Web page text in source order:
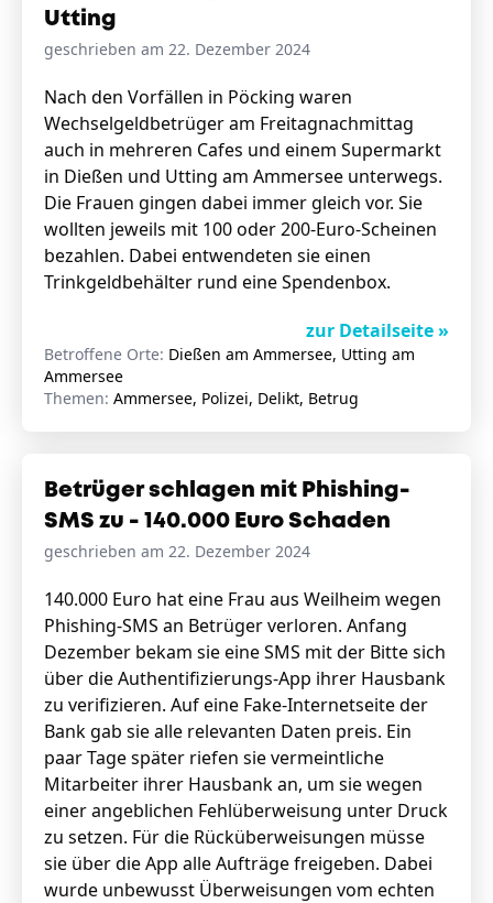
Utting
geschrieben am 22. Dezember 2024
Nach den Vorfällen in Pöcking waren
Wechselgeldbetrüger am Freitagnachmittag
auch in mehreren Cafes und einem Supermarkt
in Dießen und Utting am Ammersee unterwegs.
Die Frauen gingen dabei immer gleich vor. Sie
wollten jeweils mit 100 oder 200-Euro-Scheinen
bezahlen. Dabei entwendeten sie einen
Trinkgeldbehälter rund eine Spendenbox.
zur Detailseite »
Betroffene Orte: Dießen am Ammersee, Utting am
Ammersee
Themen: Ammersee, Polizei, Delikt, Betrug
Betrüger schlagen mit Phishing-
SMS zu - 140.000 Euro Schaden
geschrieben am 22. Dezember 2024
140.000 Euro hat eine Frau aus Weilheim wegen
Phishing-SMS an Betrüger verloren. Anfang
Dezember bekam sie eine SMS mit der Bitte sich
über die Authentifizierungs-App ihrer Hausbank
zu verifizieren. Auf eine Fake-Internetseite der
Bank gab sie alle relevanten Daten preis. Ein
paar Tage später riefen sie vermeintliche
Mitarbeiter ihrer Hausbank an, um sie wegen
einer angeblichen Fehlüberweisung unter Druck
zu setzen. Für die Rücküberweisungen müsse
sie über die App alle Aufträge freigeben. Dabei
wurde unbewusst Überweisungen vom echten